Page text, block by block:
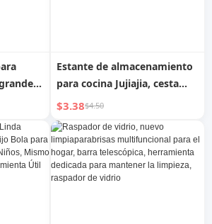
para
rebote
Estante de almacenamiento
para cocina Jujiajia, cesta
para cebolla, jengibre y ajo,
caja de condimentos para
colgar en la pared,
herramienta para el hogar
$3.38$4.50